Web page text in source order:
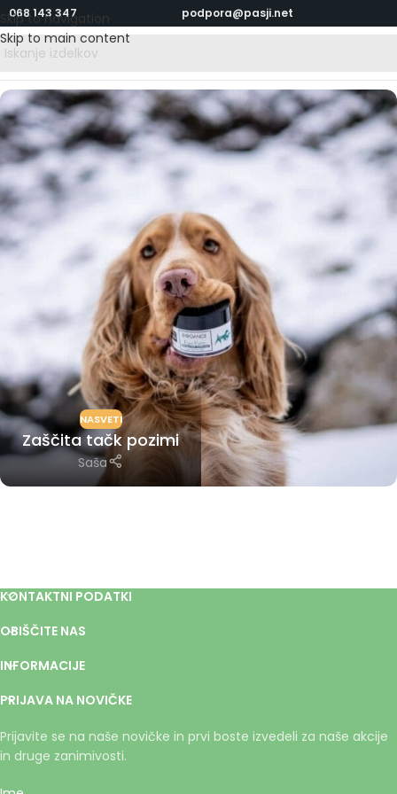
Skip to navigation
Skip to main content
068 143 347 podpora@pasji.net
NASVETI
Zaščita tačk pozimi
Saša
KONTAKTNI PODATKI
OBIŠČITE NAS
INFORMACIJE
PRIJAVA NA NOVIČKE
Prijavite se na naše novičke in prvi boste izvedeli za naše akcije
in druge zanimivosti.